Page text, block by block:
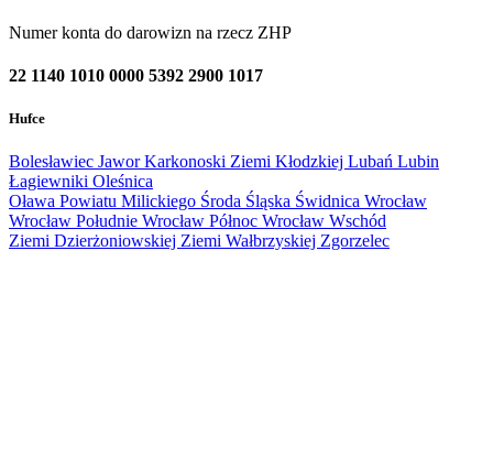
Numer konta do darowizn na rzecz ZHP
22 1140 1010 0000 5392 2900 1017
Hufce
Bolesławiec JaworKarkonoski Ziemi Kłodzkiej Lubań Lubin
Łagiewniki Oleśnica
Oława Powiatu Milickiego Środa Śląska Świdnica Wrocław
Wrocław Południe Wrocław Północ Wrocław Wschód
Ziemi Dzierżoniowskiej Ziemi Wałbrzyskiej Zgorzelec